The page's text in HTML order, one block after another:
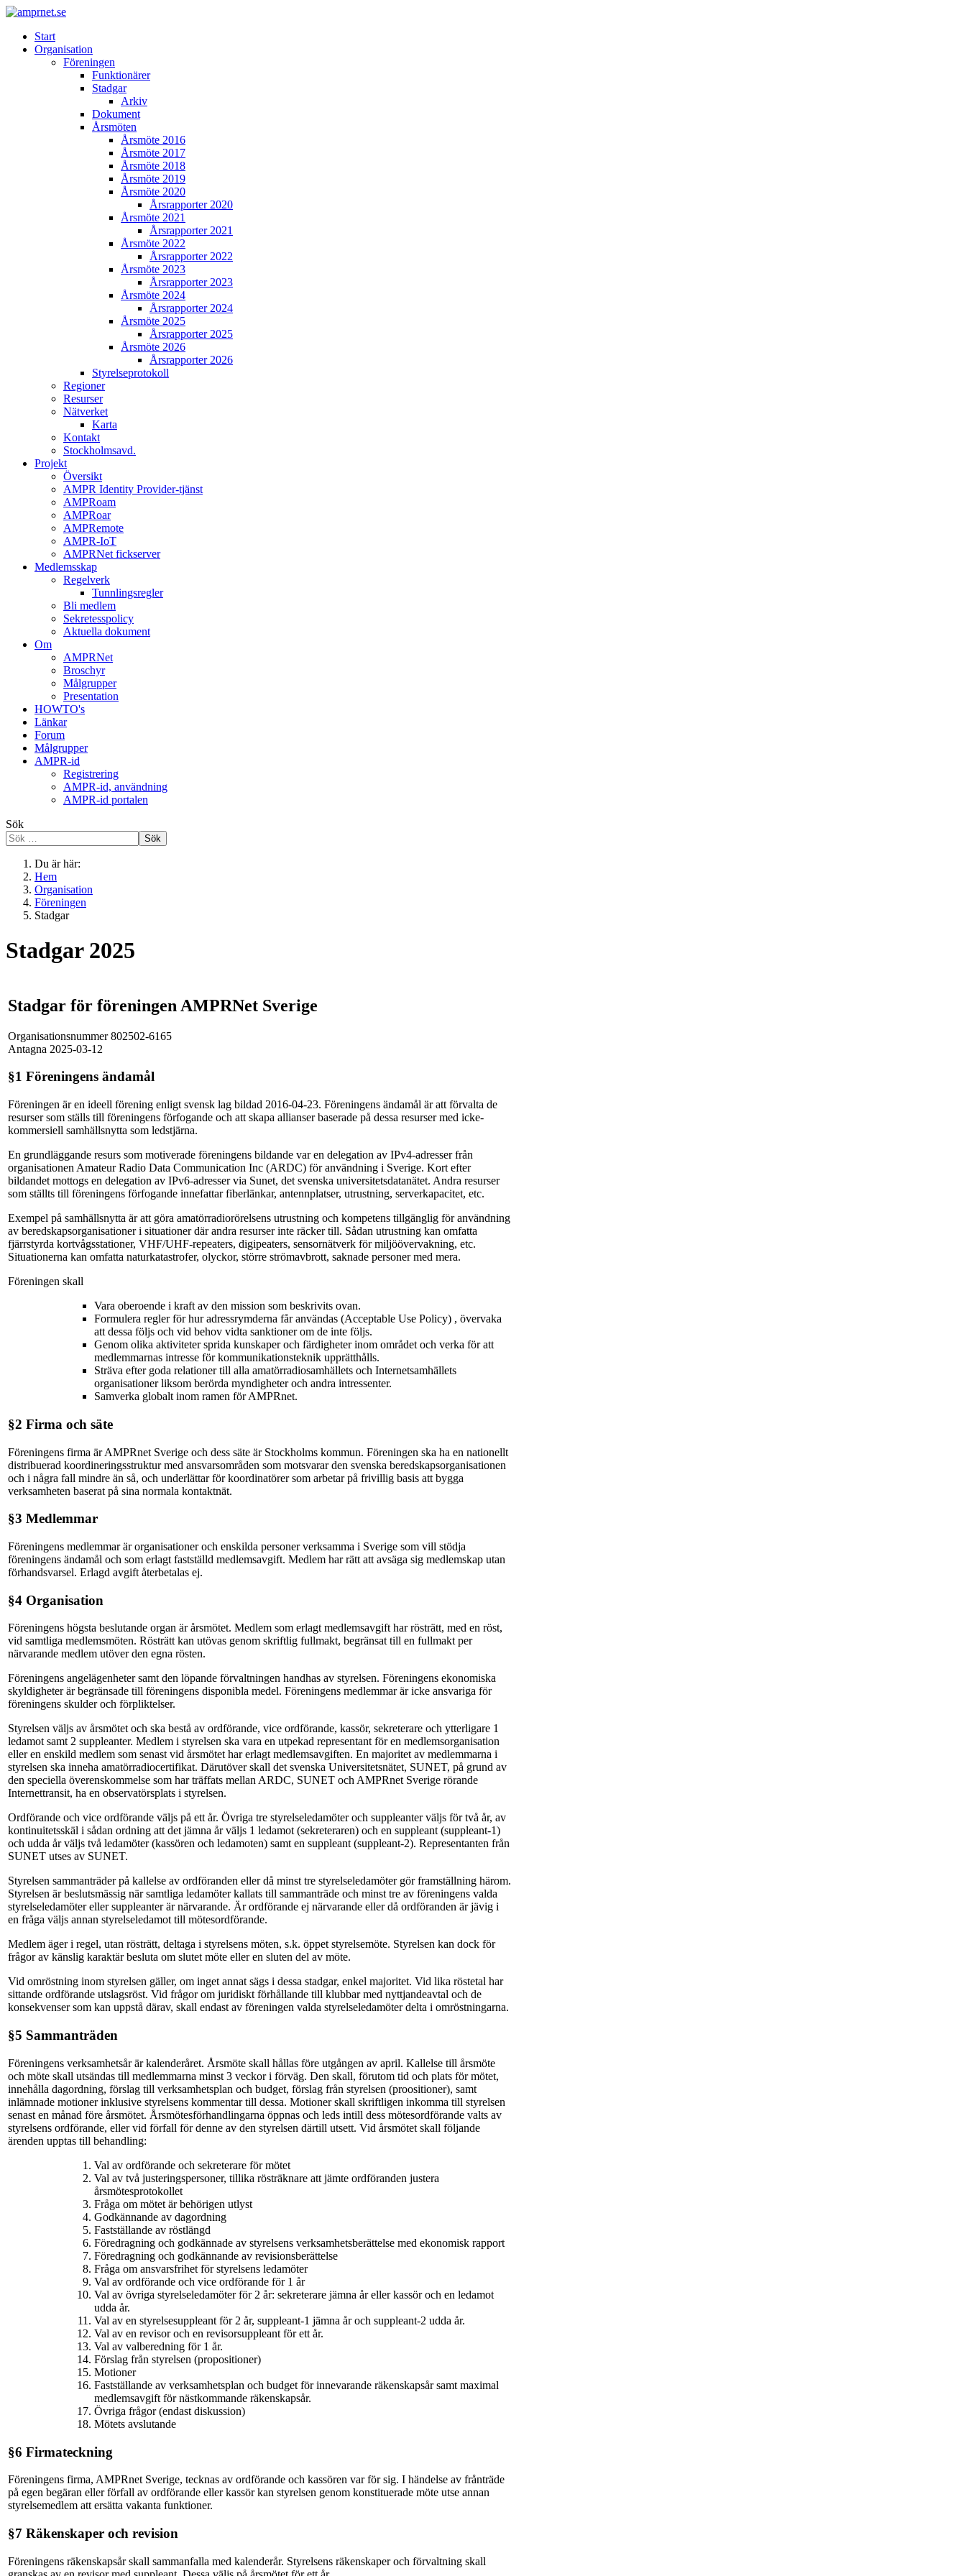
Start
Organisation
Föreningen
Funktionärer
Stadgar
Arkiv
Dokument
Årsmöten
Årsmöte 2016
Årsmöte 2017
Årsmöte 2018
Årsmöte 2019
Årsmöte 2020
Årsrapporter 2020
Årsmöte 2021
Årsrapporter 2021
Årsmöte 2022
Årsrapporter 2022
Årsmöte 2023
Årsrapporter 2023
Årsmöte 2024
Årsrapporter 2024
Årsmöte 2025
Årsrapporter 2025
Årsmöte 2026
Årsrapporter 2026
Styrelseprotokoll
Regioner
Resurser
Nätverket
Karta
Kontakt
Stockholmsavd.
Projekt
Översikt
AMPR Identity Provider-tjänst
AMPRoam
AMPRoar
AMPRemote
AMPR-IoT
AMPRNet fickserver
Medlemsskap
Regelverk
Tunnlingsregler
Bli medlem
Sekretesspolicy
Aktuella dokument
Om
AMPRNet
Broschyr
Målgrupper
Presentation
HOWTO's
Länkar
Forum
Målgrupper
AMPR-id
Registrering
AMPR-id, användning
AMPR-id portalen
Sök
Sök
Du är här:
Hem
Organisation
Föreningen
Stadgar
Stadgar 2025
Stadgar för föreningen AMPRNet Sverige
Organisationsnummer 802502-6165
Antagna 2025-03-12
§1 Föreningens ändamål
Föreningen är en ideell förening enligt svensk lag bildad 2016-04-23. Föreningens ändamål är att förvalta de
resurser som ställs till föreningens förfogande och att skapa allianser baserade på dessa resurser med icke-
kommersiell samhällsnytta som ledstjärna.
En grundläggande resurs som motiverade föreningens bildande var en delegation av IPv4-adresser från
organisationen Amateur Radio Data Communication Inc (ARDC) för användning i Sverige. Kort efter
bildandet mottogs en delegation av IPv6-adresser via Sunet, det svenska universitetsdatanätet. Andra resurser
som ställts till föreningens förfogande innefattar fiberlänkar, antennplatser, utrustning, serverkapacitet, etc.
Exempel på samhällsnytta är att göra amatörradiorörelsens utrustning och kompetens tillgänglig för användning
av beredskapsorganisationer i situationer där andra resurser inte räcker till. Sådan utrustning kan omfatta
fjärrstyrda kortvågsstationer, VHF/UHF-repeaters, digipeaters, sensornätverk för miljöövervakning, etc.
Situationerna kan omfatta naturkatastrofer, olyckor, större strömavbrott, saknade personer med mera.
Föreningen skall
Vara oberoende i kraft av den mission som beskrivits ovan.
Formulera regler för hur adressrymderna får användas (Acceptable Use Policy) , övervaka
att dessa följs och vid behov vidta sanktioner om de inte följs.
Genom olika aktiviteter sprida kunskaper och färdigheter inom området och verka för att
medlemmarnas intresse för kommunikationsteknik upprätthålls.
Sträva efter goda relationer till alla amatörradiosamhällets och Internetsamhällets
organisationer liksom berörda myndigheter och andra intressenter.
Samverka globalt inom ramen för AMPRnet.
§2 Firma och säte
Föreningens firma är AMPRnet Sverige och dess säte är Stockholms kommun. Föreningen ska ha en nationellt
distribuerad koordineringsstruktur med ansvarsområden som motsvarar den svenska beredskapsorganisationen
och i några fall mindre än så, och underlättar för koordinatörer som arbetar på frivillig basis att bygga
verksamheten baserat på sina normala kontaktnät.
§3 Medlemmar
Föreningens medlemmar är organisationer och enskilda personer verksamma i Sverige som vill stödja
föreningens ändamål och som erlagt fastställd medlemsavgift. Medlem har rätt att avsäga sig medlemskap utan
förhandsvarsel. Erlagd avgift återbetalas ej.
§4 Organisation
Föreningens högsta beslutande organ är årsmötet. Medlem som erlagt medlemsavgift har rösträtt, med en röst,
vid samtliga medlemsmöten. Rösträtt kan utövas genom skriftlig fullmakt, begränsat till en fullmakt per
närvarande medlem utöver den egna rösten.
Föreningens angelägenheter samt den löpande förvaltningen handhas av styrelsen. Föreningens ekonomiska
skyldigheter är begränsade till föreningens disponibla medel. Föreningens medlemmar är icke ansvariga för
föreningens skulder och förpliktelser.
Styrelsen väljs av årsmötet och ska bestå av ordförande, vice ordförande, kassör, sekreterare och ytterligare 1
ledamot samt 2 suppleanter. Medlem i styrelsen ska vara en utpekad representant för en medlemsorganisation
eller en enskild medlem som senast vid årsmötet har erlagt medlemsavgiften. En majoritet av medlemmarna i
styrelsen ska inneha amatörradiocertifikat. Därutöver skall det svenska Universitetsnätet, SUNET, på grund av
den speciella överenskommelse som har träffats mellan ARDC, SUNET och AMPRnet Sverige rörande
Internettransit, ha en observatörsplats i styrelsen.
Ordförande och vice ordförande väljs på ett år. Övriga tre styrelseledamöter och suppleanter väljs för två år, av
kontinuitetsskäl i sådan ordning att det jämna år väljs 1 ledamot (sekreteraren) och en suppleant (suppleant-1)
och udda år väljs två ledamöter (kassören och ledamoten) samt en suppleant (suppleant-2). Representanten från
SUNET utses av SUNET.
Styrelsen sammanträder på kallelse av ordföranden eller då minst tre styrelseledamöter gör framställning härom.
Styrelsen är beslutsmässig när samtliga ledamöter kallats till sammanträde och minst tre av föreningens valda
styrelseledamöter eller suppleanter är närvarande. Är ordförande ej närvarande eller då ordföranden är jävig i
en fråga väljs annan styrelseledamot till mötesordförande.
Medlem äger i regel, utan rösträtt, deltaga i styrelsens möten, s.k. öppet styrelsemöte. Styrelsen kan dock för
frågor av känslig karaktär besluta om slutet möte eller en sluten del av möte.
Vid omröstning inom styrelsen gäller, om inget annat sägs i dessa stadgar, enkel majoritet. Vid lika röstetal har
sittande ordförande utslagsröst. Vid frågor om juridiskt förhållande till klubbar med nyttjandeavtal och de
konsekvenser som kan uppstå därav, skall endast av föreningen valda styrelseledamöter delta i omröstningarna.
§5 Sammanträden
Föreningens verksamhetsår är kalenderåret. Årsmöte skall hållas före utgången av april. Kallelse till årsmöte
och möte skall utsändas till medlemmarna minst 3 veckor i förväg. Den skall, förutom tid och plats för mötet,
innehålla dagordning, förslag till verksamhetsplan och budget, förslag från styrelsen (proositioner), samt
inlämnade motioner inklusive styrelsens kommentar till dessa. Motioner skall skriftligen inkomma till styrelsen
senast en månad före årsmötet. Årsmötesförhandlingarna öppnas och leds intill dess mötesordförande valts av
styrelsens ordförande, eller vid förfall för denne av den styrelsen därtill utsett. Vid årsmötet skall följande
ärenden upptas till behandling:
Val av ordförande och sekreterare för mötet
Val av två justeringspersoner, tillika rösträknare att jämte ordföranden justera
årsmötesprotokollet
Fråga om mötet är behörigen utlyst
Godkännande av dagordning
Fastställande av röstlängd
Föredragning och godkännade av styrelsens verksamhetsberättelse med ekonomisk rapport
Föredragning och godkännande av revisionsberättelse
Fråga om ansvarsfrihet för styrelsens ledamöter
Val av ordförande och vice ordförande för 1 år
Val av övriga styrelseledamöter för 2 år: sekreterare jämna år eller kassör och en ledamot
udda år.
Val av en styrelsesuppleant för 2 år, suppleant-1 jämna år och suppleant-2 udda år.
Val av en revisor och en revisorsuppleant för ett år.
Val av valberedning för 1 år.
Förslag från styrelsen (propositioner)
Motioner
Fastställande av verksamhetsplan och budget för innevarande räkenskapsår samt maximal
medlemsavgift för nästkommande räkenskapsår.
Övriga frågor (endast diskussion)
Mötets avslutande
§6 Firmateckning
Föreningens firma, AMPRnet Sverige, tecknas av ordförande och kassören var för sig. I händelse av frånträde
på egen begäran eller förfall av ordförande eller kassör kan styrelsen genom konstituerade möte utse annan
styrelsemedlem att ersätta vakanta funktioner.
§7 Räkenskaper och revision
Föreningens räkenskapsår skall sammanfalla med kalenderår. Styrelsens räkenskaper och förvaltning skall